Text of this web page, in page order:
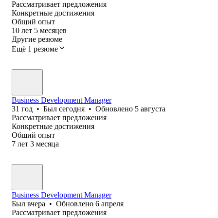
Рассматривает предложения
Конкретные достижения
Общий опыт
10 лет 5 месяцев
Другие резюме
Ещё 1 резюме
Business Development Manager
31 год • Был сегодня • Обновлено 5 августа
Рассматривает предложения
Конкретные достижения
Общий опыт
7 лет 3 месяца
Business Development Manager
Был вчера • Обновлено 6 апреля
Рассматривает предложения